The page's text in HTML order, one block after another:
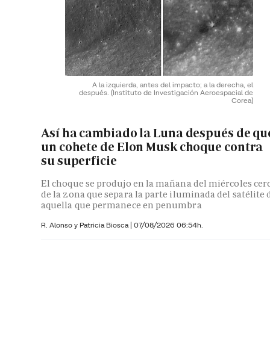
A la izquierda, antes del impacto; a la derecha, el
después. (Instituto de Investigación Aeroespacial de
Corea)
Así ha cambiado la Luna después de
un cohete de Elon Musk choque contra
su superficie
El choque se produjo en la mañana del miércoles
de la zona que separa la parte iluminada del satélite
aquella que permanece en penumbra
R. Alonso y Patricia Biosca | 07/08/2026 06:54h.